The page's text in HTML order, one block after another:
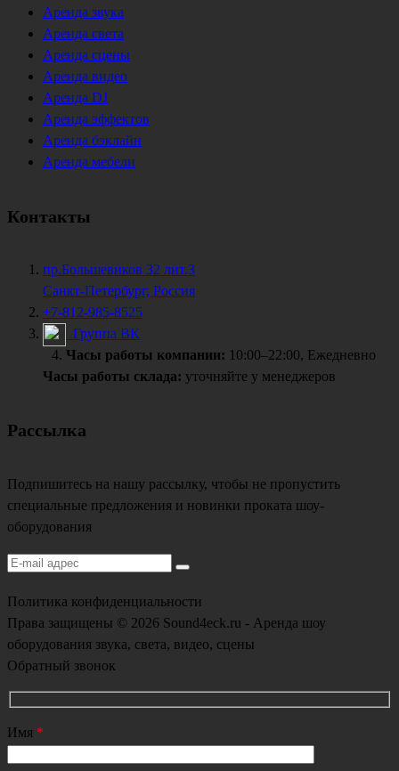
Аренда звука
Аренда света
Аренда сцены
Аренда видео
Аренда DJ
Аренда эффектов
Аренда бэклайн
Аренда мебели
Контакты
пр.Большевиков 32 лит.З
Санкт-Петербург, Россия
+7-812-985-8525
Группа ВК
Часы работы компании: 10:00–22:00, Ежедневно
Часы работы склада: уточняйте у менеджеров
Рассылка
Подпишитесь на нашу рассылку, чтобы не пропустить
специальные предложения и новинки проката шоу-
оборудования
Политика конфиденциальности
Права защищены © 2026 Sound4eck.ru - Аренда шоу
оборудования звука, света, видео, сцены
Обратный звонок
Имя *